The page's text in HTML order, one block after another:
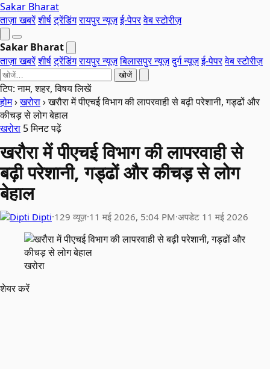
Sakar Bharat
ताज़ा खबरेंशीर्षट्रेंडिंगरायपुर न्यूज़ई-पेपरवेब स्टोरीज़
Sakar Bharat
ताज़ा खबरेंशीर्षट्रेंडिंगरायपुर न्यूज़बिलासपुर न्यूज़दुर्ग न्यूज़ई-पेपरवेब स्टोरीज़
खोजें
टिप: नाम, शहर, विषय लिखें
होम›खरोरा›खरौरा में पीएचई विभाग की लापरवाही से बढ़ी परेशानी, गड्ढों और
कीचड़ से लोग बेहाल
खरोरा 5 मिनट पढ़ें
खरौरा में पीएचई विभाग की लापरवाही से
बढ़ी परेशानी, गड्ढों और कीचड़ से लोग
बेहाल
Dipti·129 व्यूज़·11 मई 2026, 5:04 PM·अपडेट 11 मई 2026
खरोरा
शेयर करें